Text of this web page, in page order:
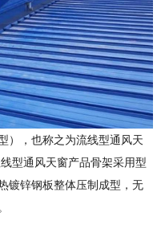
），也称之为流线型通风天
型通风天窗产品骨架采用型
镀锌钢板整体压制成型，无